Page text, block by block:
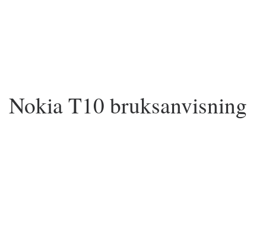
Nokia T10 bruksanvisning